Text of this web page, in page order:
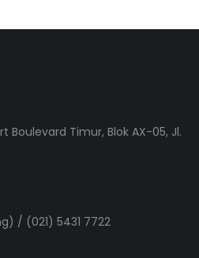
Boulevard Timur, Blok AX-05, Jl.
/ (021) 5431 7722